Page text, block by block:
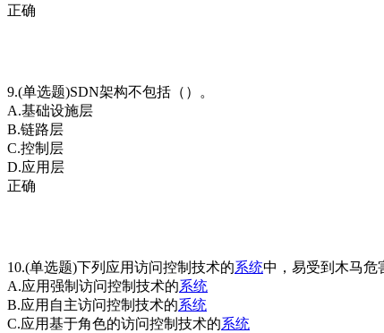
正确
9.(单选题)SDN架构不包括（）。
A.基础设施层
B.链路层
C.控制层
D.应用层
正确
10.(单选题)下列应用访问控制技术的系统中，易受到木马危
A.应用强制访问控制技术的系统
B.应用自主访问控制技术的系统
C.应用基于角色的访问控制技术的系统